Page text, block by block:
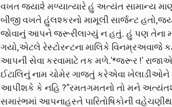
વખત જયા૨ે મળ્યાત્યારે હું અત્યંત સામાન્ય
બીજી વખતે હુંલશ્કરનો મામૂલી સાર્જન્ટ
જોવાનું આપને જરૂરીલાગ્યું ન હતું. હું પણ તેના
ગયો,એટલે રેસ્ટોરન્ટના માલિકે વિનમ્રઅવાજે
આપની સેવા કરવામાટે તક મળે.'*જરૂર !'
ઈટાલિનું નામ ચોમેર ગાજતું કરેએવા ખેલાડીઓને
આપીશકે કે નહિ ?”રમતગમતનો તો મને
સમારંભમાં આપનાહસ્તે પારિતોષિકોની